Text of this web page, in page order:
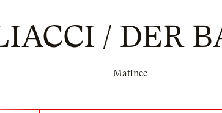
/ DER
Matinee